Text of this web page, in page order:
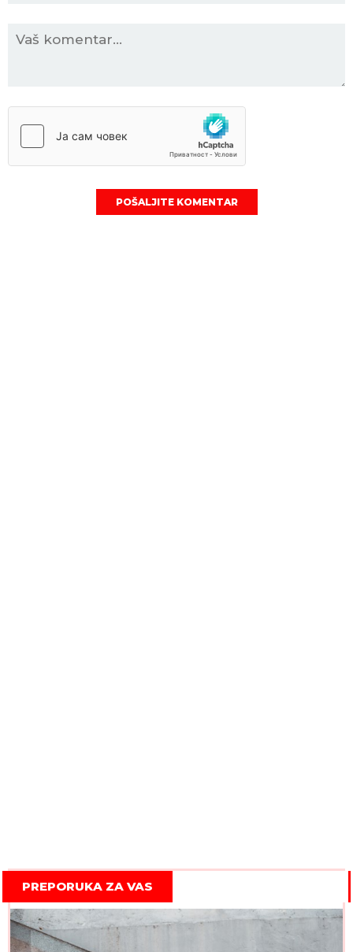
POŠALJITE KOMENTAR
PREPORUKA ZA VAS